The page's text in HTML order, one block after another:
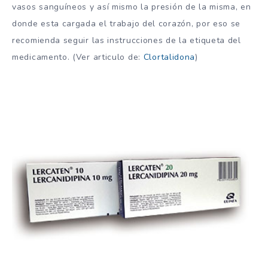
vasos sanguíneos y así mismo la presión de la misma, en
donde esta cargada el trabajo del corazón, por eso se
recomienda seguir las instrucciones de la etiqueta del
medicamento. (Ver articulo de: Clortalidona)